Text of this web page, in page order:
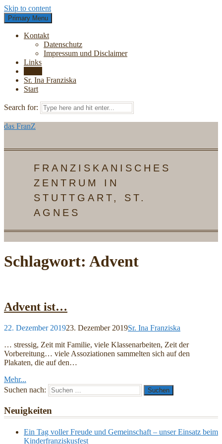
Skip to content
Primary Menu
Kontakt
Datenschutz
Impressum und Disclaimer
Links
Sr. Ina Franziska
Start
Search for:
das FranZ
FRANZISKANISCHES
ZENTRUM IN
STUTTGART, ST.
AGNES
Schlagwort: Advent
Advent ist…
22. Dezember 201923. Dezember 2019Sr. Ina Franziska
… stressig, Zeit mit Familie, viele Klassenarbeiten, Zeit der
Vorbereitung… viele Assoziationen sammelten sich auf den
Plakaten, die auf den…
Mehr...
Suchen nach:
Neuigkeiten
Ein Tag voller Freude und Gemeinschaft – unser Einsatz beim
Kinderfranziskusfest